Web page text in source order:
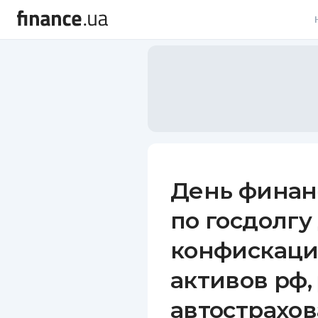
День
по
активов